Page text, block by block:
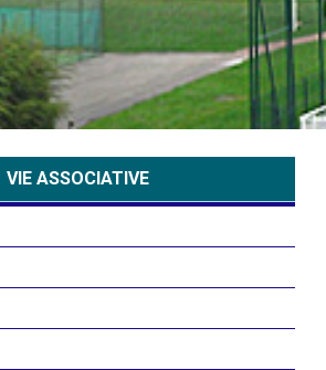
VIE ASSOCIATIVE